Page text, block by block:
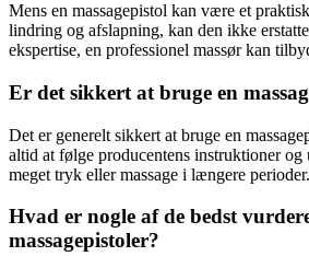
Mens en massagepistol kan være et
lindring og afslapning, kan den ikke
ekspertise, en professionel massør kan
Er det sikkert at bruge en
Det er generelt sikkert at bruge en
altid at følge producentens instruktioner og
meget tryk eller massage i længere perioder.
Hvad er nogle af de bedst
massagepistoler?